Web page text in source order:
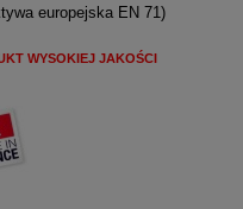
europejska EN 71)
WYSOKIEJ JAKOŚCI